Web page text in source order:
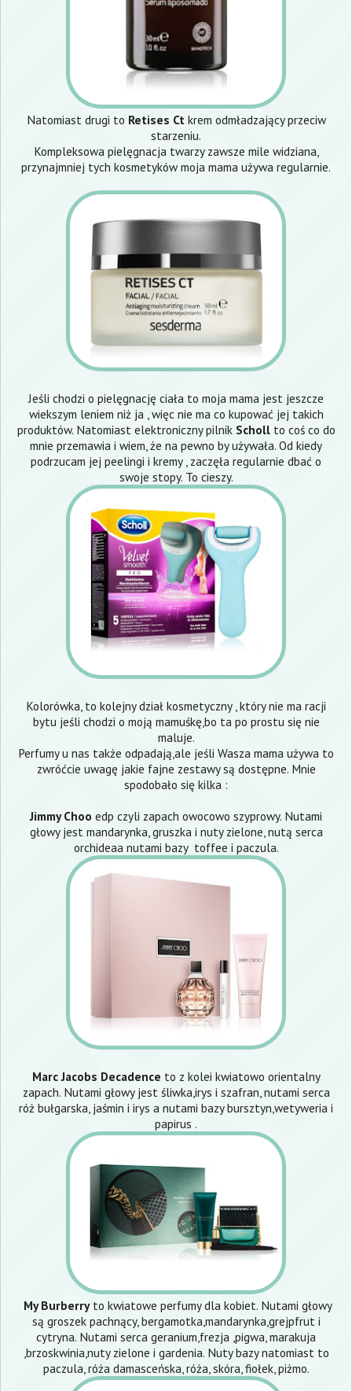
Natomiast drugi to Retises Ctkrem odmładzający przeciw
starzeniu.
Kompleksowa pielęgnacja twarzy zawsze mile widziana,
przynajmniej tych kosmetyków moja mama używa regularnie.
Jeśli chodzi o pielęgnację ciała to moja mama jest jeszcze
wiekszym leniem niż ja , więc nie ma co kupować jej takich
produktów. Natomiast elektroniczny pilnik Schollto coś co do
mnie przemawia i wiem, że na pewno by używała. Od kiedy
podrzucam jej peelingi i kremy , zaczęła regularnie dbać o
swoje stopy. To cieszy.
Kolorówka, to kolejny dział kosmetyczny , który nie ma racji
bytu jeśli chodzi o moją mamuśkę,bo ta po prostu się nie
maluje.
Perfumy u nas także odpadają,ale jeśli Wasza mama używa to
zwróćcie uwagę jakie fajne zestawy są dostępne. Mnie
spodobało się kilka :
Jimmy Choo edp czyli zapach owocowo szyprowy. Nutami
głowy jest mandarynka, gruszka i nuty zielone, nutą serca
orchideaa nutami bazy toffee i paczula.
Marc Jacobs Decadence to z kolei kwiatowo orientalny
zapach. Nutami głowy jest śliwka,irys i szafran, nutami serca
róż bułgarska, jaśmin i irys a nutami bazy bursztyn,wetyweria i
papirus .
My Burberryto kwiatowe perfumy dla kobiet. Nutami głowy
są groszek pachnący, bergamotka,mandarynka,grejpfrut i
cytryna. Nutami serca geranium,frezja ,pigwa, marakuja
,brzoskwinia,nuty zielone i gardenia. Nuty bazy natomiast to
paczula, róża damasceńska, róża, skóra, fiołek, piżmo.